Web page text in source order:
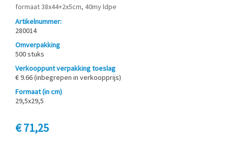
formaat 38x44+2x5cm, 40my ldpe
Artikelnummer:
280014
Omverpakking
500 stuks
Verkooppunt verpakking toeslag
€ 9.66 (inbegrepen in verkoopprijs)
Formaat (in cm)
29,5x29,5
€ 71,25